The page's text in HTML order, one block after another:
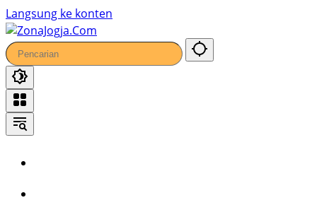
Langsung ke konten